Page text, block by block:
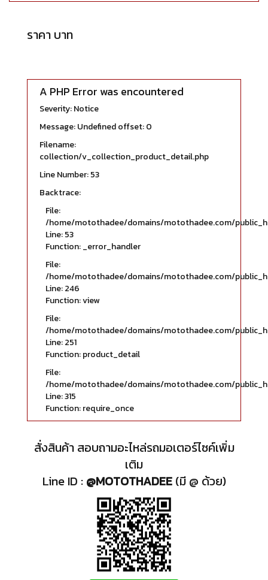
ราคา บาท
A PHP Error was encountered
Severity: Notice
Message: Undefined offset: 0
Filename:
collection/v_collection_product_detail.php
Line Number: 53
Backtrace:
File:
/home/motothadee/domains/motothadee.com/
Line: 53
Function: _error_handler
File:
/home/motothadee/domains/motothadee.com/
Line: 246
Function: view
File:
/home/motothadee/domains/motothadee.com/
Line: 251
Function: product_detail
File:
/home/motothadee/domains/motothadee.com/
Line: 315
Function: require_once
สั่งสินค้า สอบถามอะไหล่รถมอเตอร์ไซค์เพิ่ม
เติม
Line ID : @MOTOTHADEE(มี @ ด้วย)